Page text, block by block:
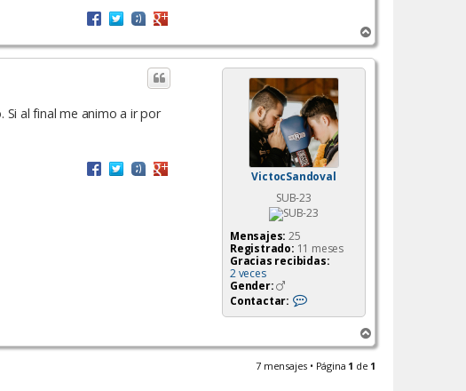
r
r
VictocSandoval
SUB-23
Mensajes: 25
Registrado: 11 meses
Gracias recibidas:
2 veces
Gender:
Contactar:
n
a
t
Si al final me animo a ir por
r
r
7 mensajes • Página 1 de 1